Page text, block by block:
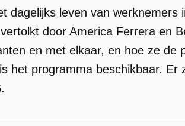
dagelijks leven van werknemers
door America Ferrera en
en met elkaar, en hoe ze de
het programma beschikbaar. Er